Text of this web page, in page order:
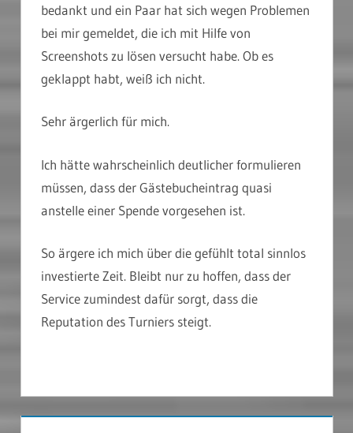
bedankt und ein Paar hat sich wegen Problemen
bei mir gemeldet, die ich mit Hilfe von
Screenshots zu lösen versucht habe. Ob es
geklappt habt, weiß ich nicht.
Sehr ärgerlich für mich.
Ich hätte wahrscheinlich deutlicher formulieren
müssen, dass der Gästebucheintrag quasi
anstelle einer Spende vorgesehen ist.
So ärgere ich mich über die gefühlt total sinnlos
investierte Zeit. Bleibt nur zu hoffen, dass der
Service zumindest dafür sorgt, dass die
Reputation des Turniers steigt.